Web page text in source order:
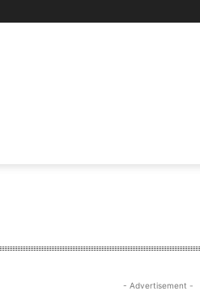
- Advertisement -